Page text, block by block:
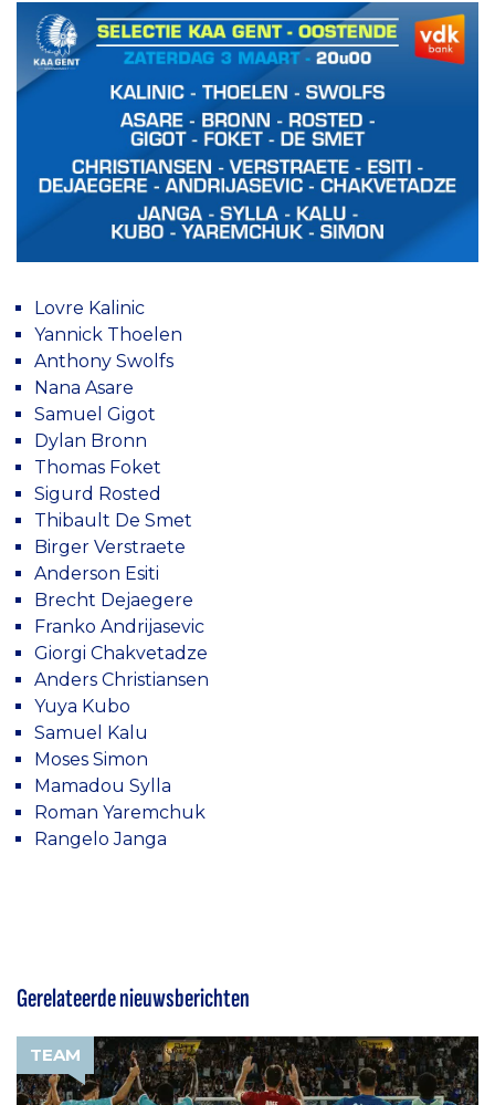
Lovre Kalinic
Yannick Thoelen
Anthony Swolfs
Nana Asare
Samuel Gigot
Dylan Bronn
Thomas Foket
Sigurd Rosted
Thibault De Smet
Birger Verstraete
Anderson Esiti
Brecht Dejaegere
Franko Andrijasevic
Giorgi Chakvetadze
Anders Christiansen
Yuya Kubo
Samuel Kalu
Moses Simon
Mamadou Sylla
Roman Yaremchuk
Rangelo Janga
Gerelateerde nieuwsberichten
TEAM